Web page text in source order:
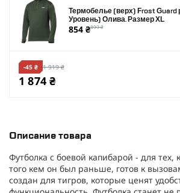
Описание товара
Футболка с боевой капибарой - для тех,
того кем он был раньше, готов к
создан для тигров, которые ценят
Термобелье (верх) Frost Guard
Уровень) Олива. Размер XL
854 ₴899 ₴
-45 ₴ 1 919 ₴
1 874 ₴